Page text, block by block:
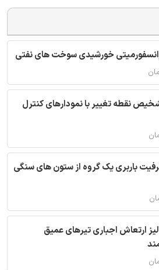
خورشیدی سوخت های نفتی
نقطه تغییر با نمودارهای کنترل
باربری یک گروه از ستون های سنگی
ارتعاش اجباری تیرهای عمیق